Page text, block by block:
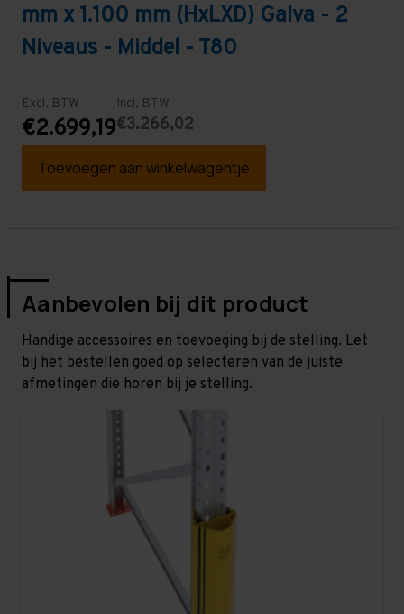
mm x 1.100 mm (HxLXD) Galva - 2
Niveaus - Middel - T80
Excl. BTW
€2.699,19
Incl. BTW
€3.266,02
Toevoegen aan winkelwagentje
Aanbevolen bij dit product
Handige accessoires en toevoeging bij de stelling. Let
bij het bestellen goed op selecteren van de juiste
afmetingen die horen bij je stelling.